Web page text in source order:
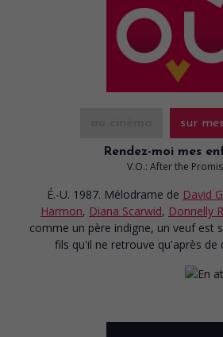
sur
Rendez-moi mes
V.O.: After the
É.-U. 1987. Mélodrame de David
Harmon, Diana Scarwid, Donnelly
comme un père indigne, un veuf est
fils qu'il ne retrouve qu'après de